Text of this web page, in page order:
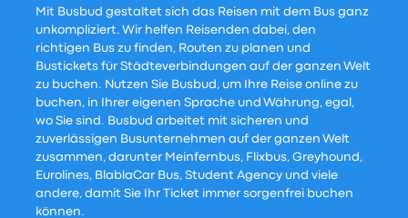
Mit Busbud gestaltet sich das Reisen mit dem Bus ganz
unkompliziert. Wir helfen Reisenden dabei, den
richtigen Bus zu finden, Routen zu planen und
Bustickets für Städteverbindungen auf der ganzen Welt
zu buchen. Nutzen Sie Busbud, um Ihre Reise online zu
buchen, in Ihrer eigenen Sprache und Währung, egal,
wo Sie sind. Busbud arbeitet mit sicheren und
zuverlässigen Busunternehmen auf der ganzen Welt
zusammen, darunter Meinfernbus, Flixbus, Greyhound,
Eurolines, BlablaCar Bus, Student Agency und viele
andere, damit Sie Ihr Ticket immer sorgenfrei buchen
können.